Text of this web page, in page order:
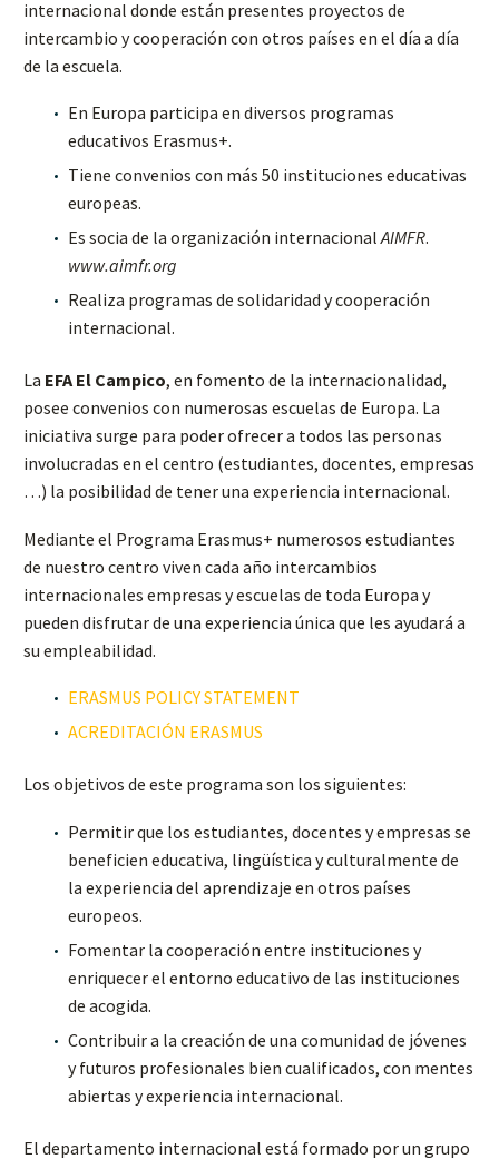
internacional donde están presentes proyectos de
intercambio y cooperación con otros países en el día a día
de la escuela.
En Europa participa en diversos programas
educativos Erasmus+.
Tiene convenios con más 50 instituciones educativas
europeas.
Es socia de la organización internacionalAIMFR.
www.aimfr.org
Realiza programas de solidaridad y cooperación
internacional.
La EFA El Campico, en fomento de la internacionalidad,
posee convenios con numerosas escuelas de Europa. La
iniciativa surge para poder ofrecer a todos las personas
involucradas en el centro (estudiantes, docentes, empresas
…) la posibilidad de tener una experiencia internacional.
Mediante el Programa Erasmus+ numerosos estudiantes
de nuestro centro viven cada año intercambios
internacionales empresas y escuelas de toda Europa y
pueden disfrutar de una experiencia única que les ayudará a
su empleabilidad.
ERASMUS POLICY STATEMENT
ACREDITACIÓN ERASMUS
Los objetivos de este programa son los siguientes:
Permitir que los estudiantes, docentes y empresas se
beneficien educativa, lingüística y culturalmente de
la experiencia del aprendizaje en otros países
europeos.
Fomentar la cooperación entre instituciones y
enriquecer el entorno educativo de las instituciones
de acogida.
Contribuir a la creación de una comunidad de jóvenes
y futuros profesionales bien cualificados, con mentes
abiertas y experiencia internacional.
El departamento internacional está formado por un grupo